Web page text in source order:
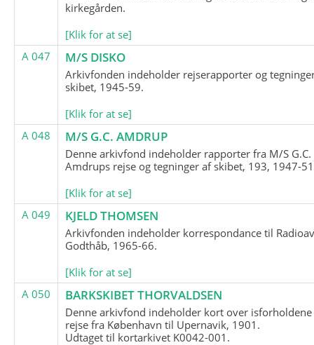
kirkegården.
[Klik for at se]
A 047
M/S DISKO
Arkivfonden indeholder rejserapporter og
skibet, 1945-59.
[Klik for at se]
A 048
M/S G.C. AMDRUP
Denne arkivfond indeholder rapporter fra M/S G.C.
Amdrups rejse og tegninger af skibet, 193, 1947-
[Klik for at se]
A 049
KJELD THOMSEN
Arkivfonden indeholder korrespondance til
Godthåb, 1965-66.
[Klik for at se]
A 050
BARKSKIBET THORVALDSEN
Denne arkivfond indeholder kort over
rejse fra København til Upernavik, 1901.
Udtaget til kortarkivet K0042-001.